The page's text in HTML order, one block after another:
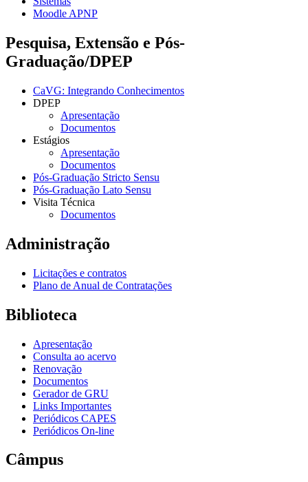
Moodle APNP
Pesquisa, Extensão e Pós-
Graduação/DPEP
CaVG: Integrando Conhecimentos
DPEP
Apresentação
Documentos
Estágios
Apresentação
Documentos
Pós-Graduação Stricto Sensu
Pós-Graduação Lato Sensu
Visita Técnica
Documentos
Administração
Licitações e contratos
Plano de Anual de Contratações
Biblioteca
Apresentação
Consulta ao acervo
Renovação
Documentos
Gerador de GRU
Links Importantes
Periódicos CAPES
Periódicos On-line
Câmpus